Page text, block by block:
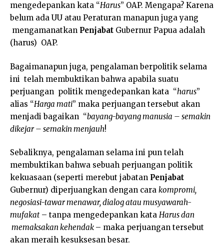
mengedepankan kata “Harus” OAP. Mengapa? Karena
belum ada UU atau Peraturan manapun juga yang
mengamanatkan Penjabat Gubernur Papua adalah
(harus) OAP.
Bagaimanapun juga, pengalaman berpolitik selama
ini telah membuktikan bahwa apabila suatu
perjuangan politik mengedepankan kata “harus”
alias “Harga mati” maka perjuangan tersebut akan
menjadi bagaikan “bayang-bayang manusia – semakin
dikejar – semakin menjauh!
Sebaliknya, pengalaman selama ini pun telah
membuktikan bahwa sebuah perjuangan politik
kekuasaan (seperti merebut jabatan Penjabat
Gubernur) diperjuangkan dengan cara kompromi,
negosiasi-tawar menawar, dialog atau musyawarah-
mufakat– tanpa mengedepankan kata Harus dan
memaksakan kehendak – maka perjuangan tersebut
akan meraih kesuksesan besar.